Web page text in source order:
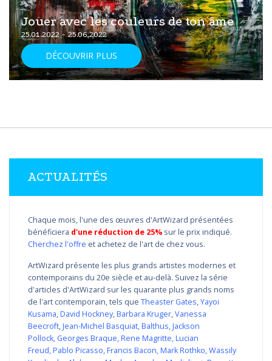
Jouer avec les couleurs de ton âme
25.01.2022 - 25.06.2022
DÉCOUVRIR PLUS
ACTUALITÉS
Chaque mois, l'une des œuvres d'ArtWizard présentées
bénéficiera d'une réduction de 25% sur le prix indiqué.
Cherchez l'offre et achetez de l'art de chez vous.
ArtWizard présente les plus grands artistes modernes et
contemporains du 20e siècle et au-delà. Suivez la série
d'articles d'ArtWizard sur les quarante plus grands noms
de l'art contemporain, tels que Theaster Gates,Yayoi
Kusama,David Hockney,Barbara Kruger,Vanessa
Beecroft,Jean-Michel Basquiat,Balthus,Jackson
Pollock, Georges Braque,Rene Magritte,Lucian
Freud,Pablo Picasso,Francis Bacon,Mark Rothko,Wassily